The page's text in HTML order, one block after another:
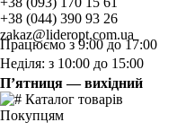
+38 (044) 390 93 26
zakaz@lideropt.com.ua
Працюємо з 9:00 до 17:00
Неділя: з 10:00 до 15:00
П’ятниця — вихідний
Каталог товарів
Покупцям